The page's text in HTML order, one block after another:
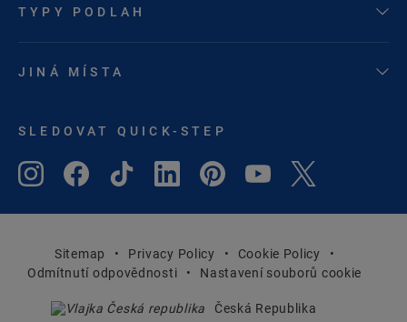
TYPY PODLAH
JINÁ MÍSTA
SLEDOVAT QUICK-STEP
Sitemap Privacy Policy
Cookie Policy
Odmítnutí odpovědnosti
Nastavení souborů cookie
Česká Republika